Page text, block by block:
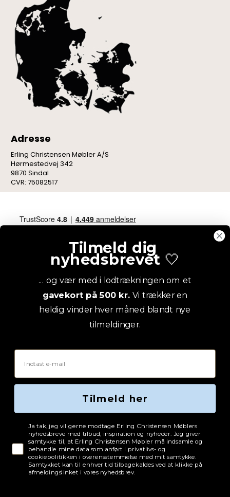
Adresse
Erling Christensen Møbler A/S
Hørmestedvej 342
9870 Sindal
CVR: 75082517
Tilmeld dig
nyhedsbrevet 🤍
... og vær med i lodtrækningen om et
gavekort på 500 kr. Vi trækker en
heldig vinder hver måned blandt nye
tilmeldinger.
Email
Tilmeld her
Tjekboks samtykke
Ja tak, jeg vil gerne modtage Erling Christensen Møblers
nyhedsbreve med tilbud, inspiration og nyheder. Jeg giver
samtykke til, at Erling Christensen Møbler må indsamle og
behandle mine data som anført i privatlivs- og
cookiepolitikken i overensstemmelse med mit samtykke.
Samtykket kan til enhver tid tilbagekaldes ved at klikke på
afmeldingslinket i vores nyhedsbrev.